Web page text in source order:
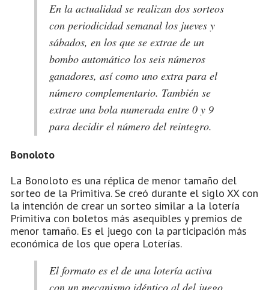
En la actualidad se realizan dos sorteos
con periodicidad semanal los jueves y
sábados, en los que se extrae de un
bombo automático los seis números
ganadores, así como uno extra para el
número complementario. También se
extrae una bola numerada entre 0 y 9
para decidir el número del reintegro.
Bonoloto
La Bonoloto es una réplica de menor tamaño del
sorteo de la Primitiva. Se creó durante el siglo XX con
la intención de crear un sorteo similar a la lotería
Primitiva con boletos más asequibles y premios de
menor tamaño. Es el juego con la participación más
económica de los que opera Loterías.
El formato es el de una lotería activa
con un mecanismo idéntico al del juego